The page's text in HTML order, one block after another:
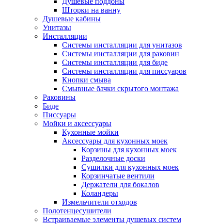
Шторки на ванну
Душевые кабины
Унитазы
Инсталляции
Системы инсталляции для унитазов
Системы инсталляции для раковин
Системы инсталляции для биде
Системы инсталляции для писсуаров
Кнопки смыва
Смывные бачки скрытого монтажа
Раковины
Биде
Писсуары
Мойки и аксессуары
Кухонные мойки
Аксессуары для кухонных моек
Корзины для кухонных моек
Разделочные доски
Сушилки для кухонных моек
Корзинчатые вентили
Держатели для бокалов
Коландеры
Измельчители отходов
Полотенцесушители
Встраиваемые элементы душевых систем